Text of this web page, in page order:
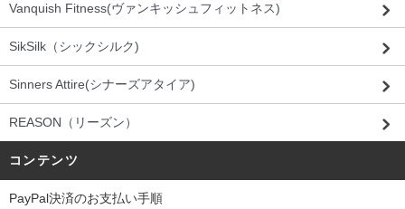
Vanquish Fitness(ヴァンキッシュフィットネス)
SikSilk（シックシルク)
Sinners Attire(シナーズアタイア)
REASON（リーズン）
コンテンツ
PayPal決済のお支払い手順